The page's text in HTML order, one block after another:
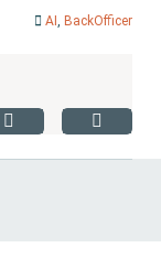
AI BackOfficer